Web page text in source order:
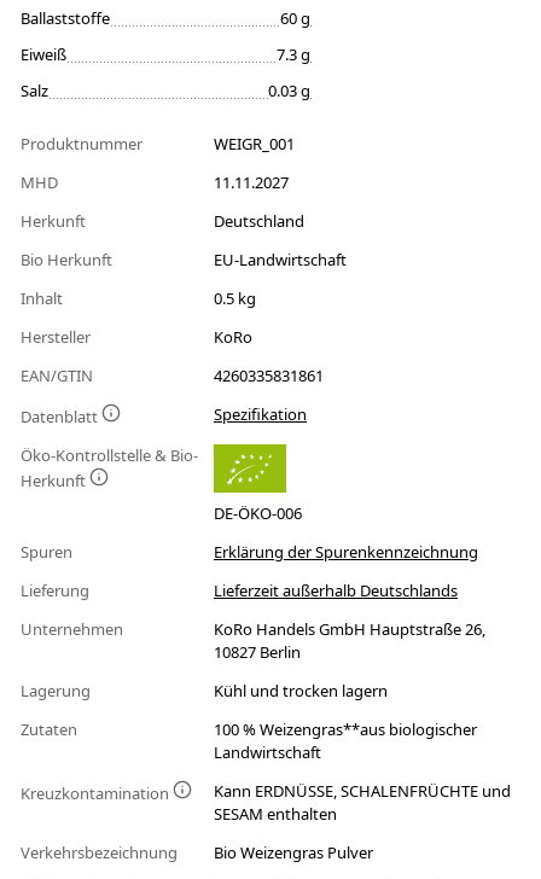
Ballaststoffe
60 g
Eiweiß
7.3 g
Salz
0.03 g
Produktnummer
WEIGR_001
MHD
11.11.2027
Herkunft
Deutschland
Bio Herkunft
EU-Landwirtschaft
Inhalt
0.5 kg
Hersteller
KoRo
EAN/GTIN
4260335831861
Datenblatt
Spezifikation
Öko-Kontrollstelle & Bio-
Herkunft
DE-ÖKO-006
Spuren
Erklärung der Spurenkennzeichnung
Lieferung
Lieferzeit außerhalb Deutschlands
Unternehmen
KoRo Handels GmbH Hauptstraße 26,
10827 Berlin
Lagerung
Kühl und trocken lagern
Zutaten
100 % Weizengras**aus biologischer
Landwirtschaft
Kreuzkontamination
Kann ERDNÜSSE, SCHALENFRÜCHTE und
SESAM enthalten
Verkehrsbezeichnung
Bio Weizengras Pulver